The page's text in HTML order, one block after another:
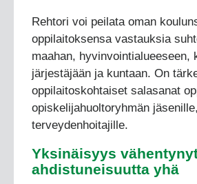
Rehtori voi peilata oman
oppilaitoksensa vastauksia
maahan, hyvinvointialueeseen,
järjestäjään ja kuntaan. On
oppilaitoskohtaiset salasanat
opiskelijahuoltoryhmän
terveydenhoitajille.
Yksinäisyys
ahdistuneisuutta yhä